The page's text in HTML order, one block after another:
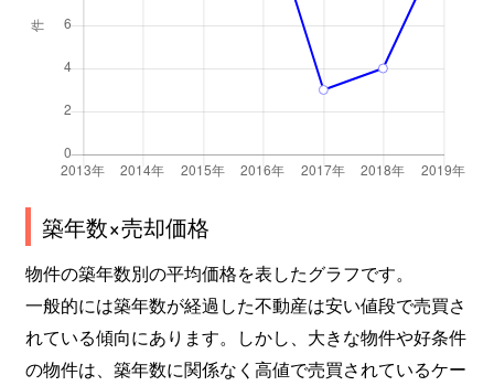
築年数×売却価格
物件の築年数別の平均価格を表したグラフです。
一般的には築年数が経過した不動産は安い値段で売買さ
れている傾向にあります。しかし、大きな物件や好条件
の物件は、築年数に関係なく高値で売買されているケー